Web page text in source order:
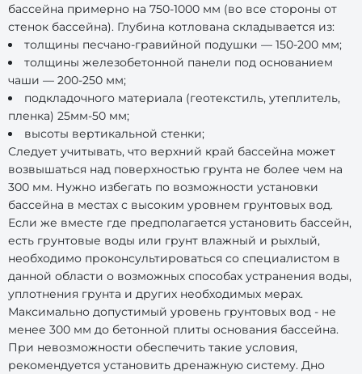
бассейна примерно на 750-1000 мм (во все стороны от
стенок бассейна). Глубина котлована складывается из:
толщины песчано-гравийной подушки — 150-200 мм;
толщины железобетонной панели под основанием
чаши — 200-250 мм;
подкладочного материала (геотекстиль, утеплитель,
пленка) 25мм-50 мм;
высоты вертикальной стенки;
Следует учитывать, что верхний край бассейна может
возвышаться над поверхностью грунта не более чем на
300 мм. Нужно избегать по возможности установки
бассейна в местах с высоким уровнем грунтовых вод.
Если же вместе где предполагается установить бассейн,
есть грунтовые воды или грунт влажный и рыхлый,
необходимо проконсультироваться со специалистом в
данной области о возможных способах устранения воды,
уплотнения грунта и других необходимых мерах.
Максимально допустимый уровень грунтовых вод - не
менее 300 мм до бетонной плиты основания бассейна.
При невозможности обеспечить такие условия,
рекомендуется установить дренажную систему. Дно